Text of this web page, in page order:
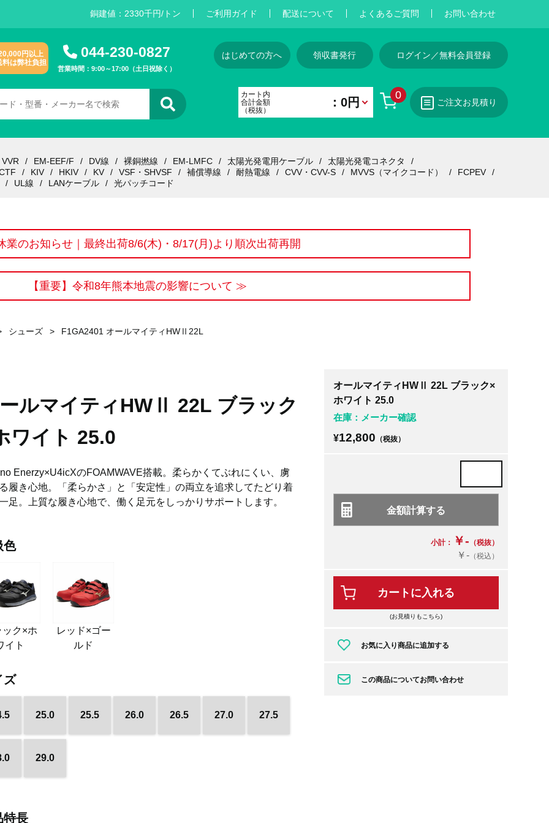
銅建値： 2330千円/トン ご利用ガイド 配送について よくあるご質問 お問い合わせ
円以上
料は弊社負担
044-230-0827
営業時間：9:00～17:00（土日祝除く）
はじめての方へ 領収書発行 ログイン／無料会員登録
0
カート内
合計金額
（税抜）
：0円 ご注文お見積り
VVR EM-EEF/F DV線 裸銅撚線 EM-LMFC 太陽光発電用ケーブル
太陽光発電コネクタ
KIV HKIV KV VSF・SHVSF 補償導線 耐熱電線 CVV・CVV-S MVVS（マイクコード）
FCPEV
UL線
LANケーブル 光パッチコード
業のお知らせ｜最終出荷8/6(木)・8/17(月)より順次出荷再開
【重要】令和8年熊本地震の影響について ≫
シューズ > F1GA2401 オールマイティHWⅡ22L
ルマイティHWⅡ 22L ブラック
ワイト 25.0
Enerzy×U4icXのFOAMWAVE搭載。柔らかくてぶれにくい、虜
履き心地。「柔らかさ」と「安定性」の両立を追求してたどり着
足。上質な履き心地で、働く足元をしっかりサポートします。
色
ック×ホ
イト
レッド×ゴー
ルド
ズ
25.0 25.5 26.0 26.5 27.0 27.5
29.0
特長
オールマイティHWⅡ 22L ブラック×
ホワイト 25.0
在庫：メーカー確認
¥12,800 （税抜）
小計： ￥- （税抜）
￥-（税込）
カートに入れる
(お見積りもこちら)
お気に入り商品に追加する
この商品についてお問い合わせ